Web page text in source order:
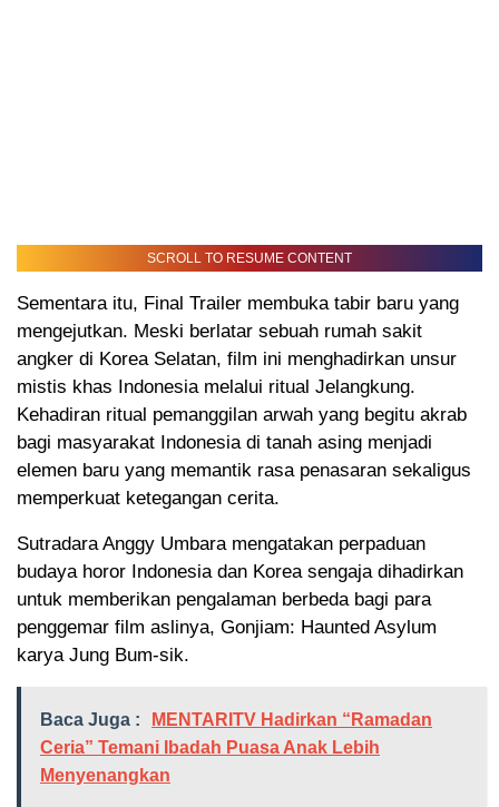
SCROLL TO RESUME CONTENT
Sementara itu, Final Trailer membuka tabir baru yang
mengejutkan. Meski berlatar sebuah rumah sakit
angker di Korea Selatan, film ini menghadirkan unsur
mistis khas Indonesia melalui ritual Jelangkung.
Kehadiran ritual pemanggilan arwah yang begitu akrab
bagi masyarakat Indonesia di tanah asing menjadi
elemen baru yang memantik rasa penasaran sekaligus
memperkuat ketegangan cerita.
Sutradara Anggy Umbara mengatakan perpaduan
budaya horor Indonesia dan Korea sengaja dihadirkan
untuk memberikan pengalaman berbeda bagi para
penggemar film aslinya, Gonjiam: Haunted Asylum
karya Jung Bum-sik.
Baca Juga :
MENTARITV Hadirkan “Ramadan
Ceria” Temani Ibadah Puasa Anak Lebih
Menyenangkan